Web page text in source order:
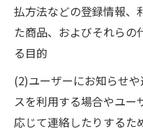
払方法などの登録情報、
た商品、およびそれらの
る目的
(2)ユーザーにお知らせ
スを利用する場合やユー
応じて連絡したりするた